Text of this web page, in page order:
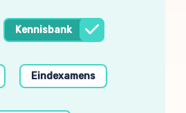
Kennisbank
Eindexamens